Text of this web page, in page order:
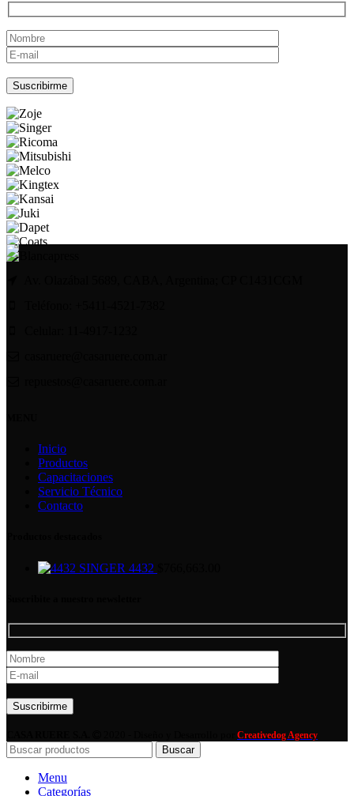
Inicio
Productos
Capacitaciones
Servicio Técnico
Contacto
SINGER 4432
Creativedog Agency
Buscar
Menu
Categorías